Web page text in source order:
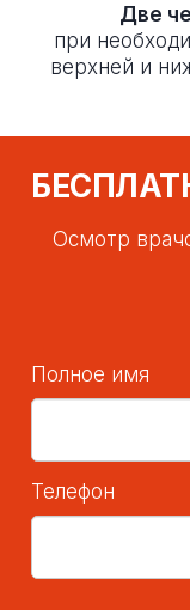
Две
при
верхней и
Осмотр
Полное имя
Телефон